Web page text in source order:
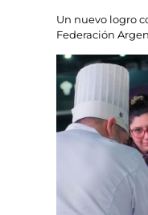
Un nuevo logro
Federación